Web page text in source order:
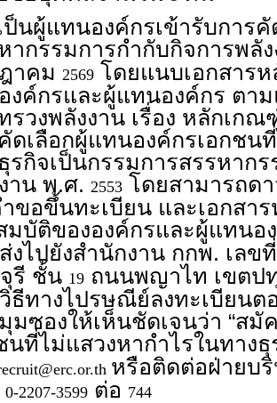
ป็นผู้แทนองค์กรเข้ารับการ
ากรรมการกำกับกิจการพลั
าคม 2569 โดยแนบเอกสาร
งค์กรและผู้แทนองค์กร ตา
รวงพลังงาน เรื่อง หลักเก
ดเลือกผู้แทนองค์กรเอกชน
รกิจเป็นกรรมการสรรหาก
าน พ.ศ. 2553 โดยสามารถด
ขอขึ้นทะเบียน และเอกสา
บัติขององค์กรและผู้แทนอ
งไปยังสำนักงาน กกพ. เลข
รี ชั้น 19 ถนนพญาไท เขตป
ธีทางไปรษณีย์ลงทะเบียนต
มซองให้เห็นชัดเจนว่า “ส
นที่ไม่แสวงหากำไรในทาง
หรือติดต่อฝ่ายบ
0-2207-3599 ต่อ 744